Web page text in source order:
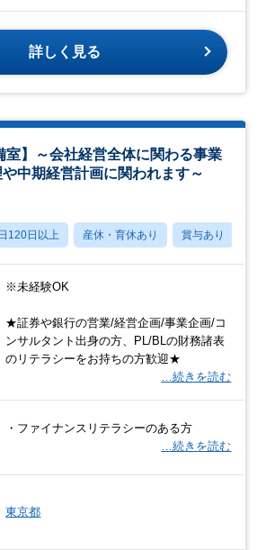
詳しく見る
室】～会社経営全体に関わる事業
中期経営計画に関われます～
120日以上 産休・育休あり 賞与あり
※未経験OK
★証券や銀行の営業/経営企画/事業企画/コ
ンサルタント出身の方、PL/BLの財務諸表
のリテラシーをお持ちの方歓迎★
…続きを読む
・ファイナンスリテラシーのある方
…続きを読む
東京都